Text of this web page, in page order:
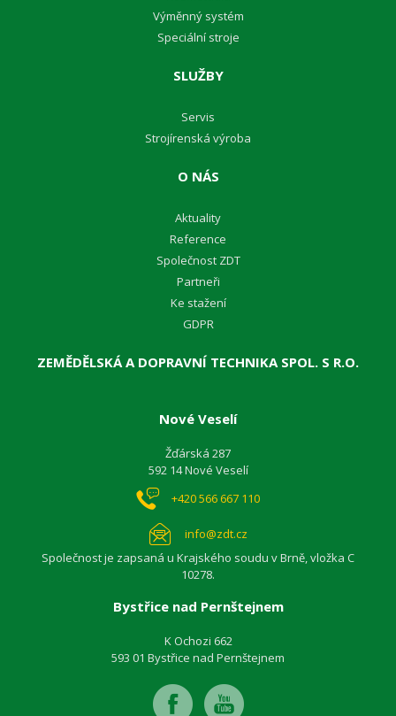
Výměnný systém
Speciální stroje
SLUŽBY
Servis
Strojírenská výroba
O NÁS
Aktuality
Reference
Společnost ZDT
Partneři
Ke stažení
GDPR
ZEMĚDĚLSKÁ A DOPRAVNÍ TECHNIKA SPOL. S R.O.
Nové Veselí
Žďárská 287
592 14 Nové Veselí
+420 566 667 110
info@zdt.cz
Společnost je zapsaná u Krajského soudu v Brně, vložka C
10278.
Bystřice nad Pernštejnem
K Ochozi 662
593 01 Bystřice nad Pernštejnem